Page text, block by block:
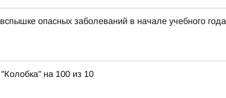
опасных заболеваний в начале учебного года
на 100 из 10